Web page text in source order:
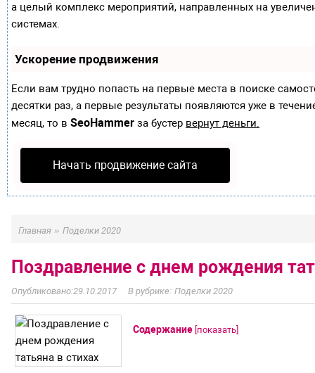
а целый комплекс мероприятий, направленных на
системах.
Ускорение продвижения
Если вам трудно попасть на первые места в поиске
десятки раз, а первые результаты появляются уже в
месяц, то в SeoHammer за бустер вернут деньги.
Начать продвижение сайта
Главная » Поделки 2020
Поздравление с днем рождения
29.10.2017 Поделки 2020
Содержание [показать]